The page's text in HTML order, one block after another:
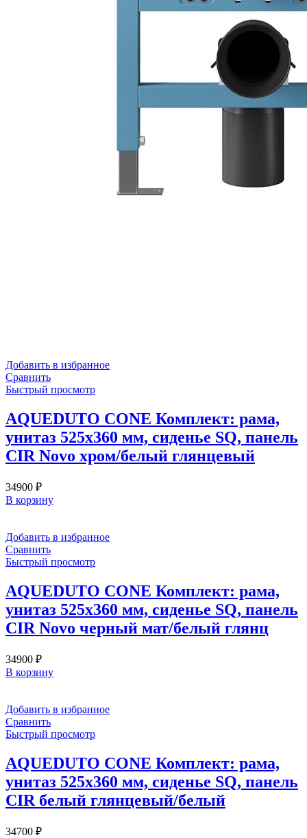
Добавить в избранное
Сравнить
Быстрый просмотр
AQUEDUTO CONE Комплект: рама,
унитаз 525х360 мм, сиденье SQ, панель
CIR Novo хром/белый глянцевый
34900 ₽
В корзину
Добавить в избранное
Сравнить
Быстрый просмотр
AQUEDUTO CONE Комплект: рама,
унитаз 525х360 мм, сиденье SQ, панель
CIR Novo черный мат/белый глянц
34900 ₽
В корзину
Добавить в избранное
Сравнить
Быстрый просмотр
AQUEDUTO CONE Комплект: рама,
унитаз 525х360 мм, сиденье SQ, панель
CIR белый глянцевый/белый
34700 ₽